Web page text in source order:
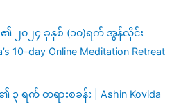
၂၀၂၄ ခုနှစ် (၁၀)ရက် အွန်လိုင်း
10-day Online Meditation Retreat
ရက် တရားစခန်း | Ashin Kovida